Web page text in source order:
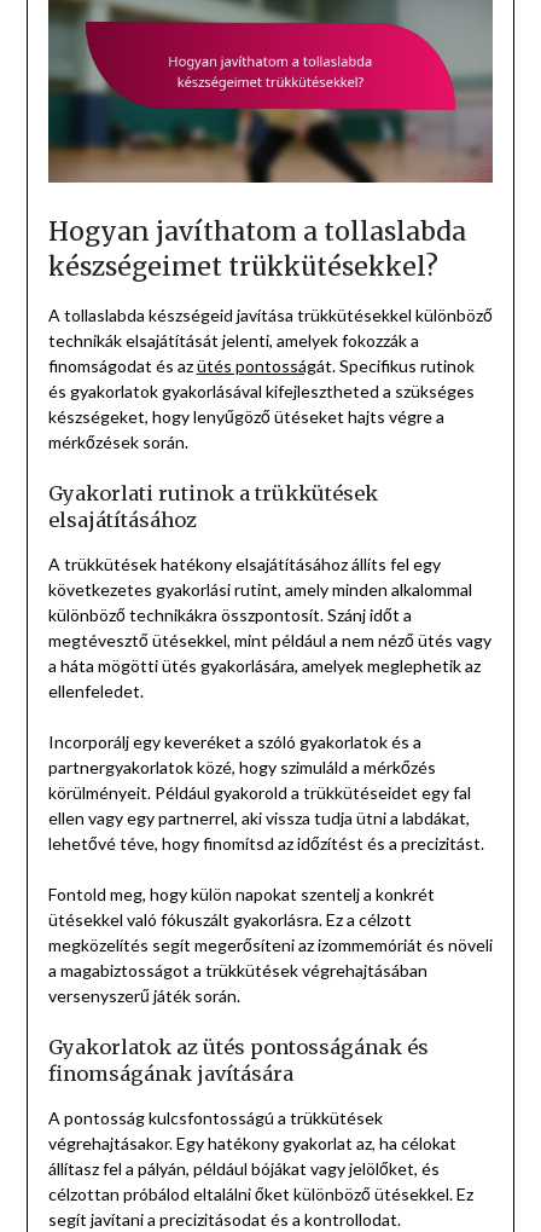
Hogyan javíthatom a tollaslabda
készségeimet trükkütésekkel?
A tollaslabda készségeid javítása trükkütésekkel különböző
technikák elsajátítását jelenti, amelyek fokozzák a
finomságodat és azütés pontosságát. Specifikus rutinok
és gyakorlatok gyakorlásával kifejlesztheted a szükséges
készségeket, hogy lenyűgöző ütéseket hajts végre a
mérkőzések során.
Gyakorlati rutinok a trükkütések
elsajátításához
A trükkütések hatékony elsajátításához állíts fel egy
következetes gyakorlási rutint, amely minden alkalommal
különböző technikákra összpontosít. Szánj időt a
megtévesztő ütésekkel, mint például a nem néző ütés vagy
a háta mögötti ütés gyakorlására, amelyek meglephetik az
ellenfeledet.
Incorporálj egy keveréket a szóló gyakorlatok és a
partnergyakorlatok közé, hogy szimuláld a mérkőzés
körülményeit. Például gyakorold a trükkütéseidet egy fal
ellen vagy egy partnerrel, aki vissza tudja ütni a labdákat,
lehetővé téve, hogy finomítsd az időzítést és a precizitást.
Fontold meg, hogy külön napokat szentelj a konkrét
ütésekkel való fókuszált gyakorlásra. Ez a célzott
megközelítés segít megerősíteni az izommemóriát és növeli
a magabiztosságot a trükkütések végrehajtásában
versenyszerű játék során.
Gyakorlatok az ütés pontosságának és
finomságának javítására
A pontosság kulcsfontosságú a trükkütések
végrehajtásakor. Egy hatékony gyakorlat az, ha célokat
állítasz fel a pályán, például bójákat vagy jelölőket, és
célzottan próbálod eltalálni őket különböző ütésekkel. Ez
segít javítani a precizitásodat és a kontrollodat.